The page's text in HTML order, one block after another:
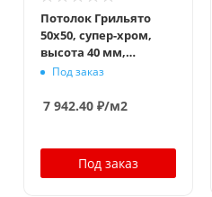
Потолок Грильято
50x50, супер-хром,
высота 40 мм,
ширина 10 мм
Под заказ
7 942.40 ₽/м2
Под заказ